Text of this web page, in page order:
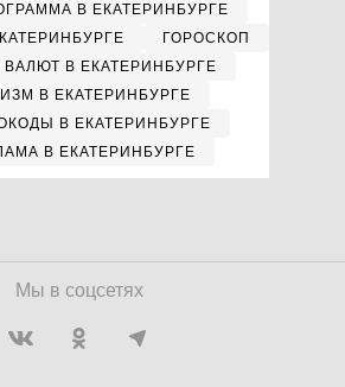
В ЕКАТЕРИНБУРГЕ
ГОРОСКОП
ВАЛЮТ В ЕКАТЕРИНБУРГЕ
В ЕКАТЕРИНБУРГЕ
В ЕКАТЕРИНБУРГЕ
В ЕКАТЕРИНБУРГЕ
Мы в соцсетях